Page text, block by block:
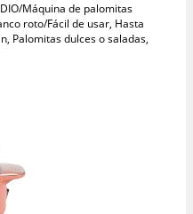
Máquina de palomitas
roto/Fácil de usar, Hasta
Palomitas dulces o saladas,